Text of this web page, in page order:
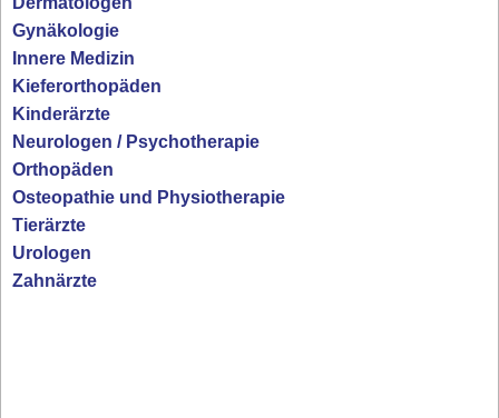
Gynäkologie
Innere Medizin
Kieferorthopäden
Kinderärzte
Neurologen / Psychotherapie
Orthopäden
Osteopathie und Physiotherapie
Tierärzte
Urologen
Zahnärzte